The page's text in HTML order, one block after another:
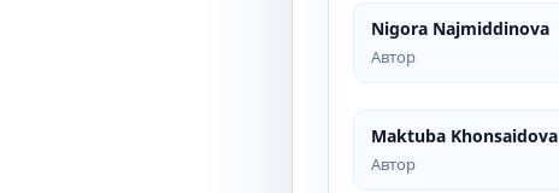
Nigora Najmiddinova
Автор
Maktuba Khonsaidova
Автор